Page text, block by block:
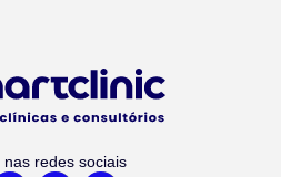
nas redes sociais